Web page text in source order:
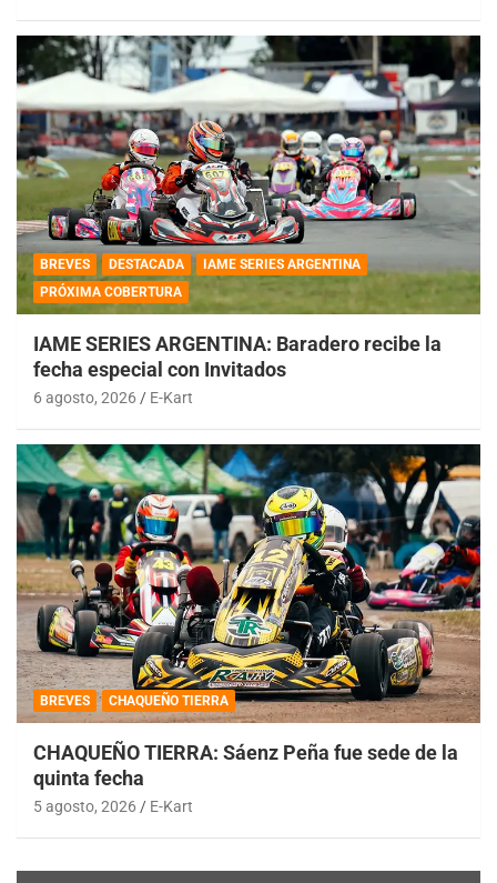
BREVES DESTACADA
IAME SERIES ARGENTINA
PRÓXIMA COBERTURA
IAME SERIES ARGENTINA: Baradero recibe la
fecha especial con Invitados
6 agosto, 2026 E-Kart
BREVES CHAQUEÑO TIERRA
CHAQUEÑO TIERRA: Sáenz Peña fue sede de la
quinta fecha
5 agosto, 2026 E-Kart